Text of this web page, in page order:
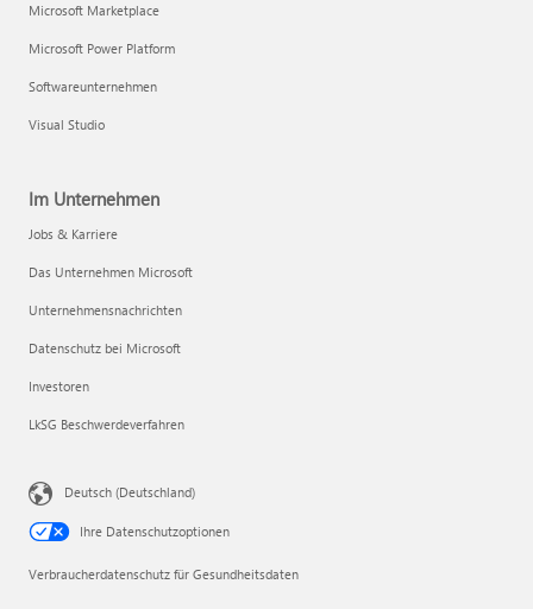
Microsoft Marketplace
Microsoft Power Platform
Softwareunternehmen
Visual Studio
Im Unternehmen
Jobs & Karriere
Das Unternehmen Microsoft
Unternehmensnachrichten
Datenschutz bei Microsoft
Investoren
LkSG Beschwerdeverfahren
Deutsch (Deutschland)
Ihre Datenschutzoptionen
Verbraucherdatenschutz für Gesundheitsdaten